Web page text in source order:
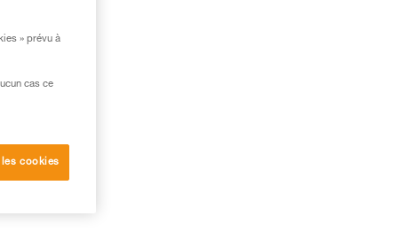
» prévu à
cas ce
cookies